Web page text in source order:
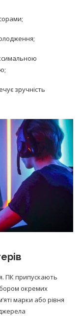
зручність
ПК припускають
окремих
марки або рівня